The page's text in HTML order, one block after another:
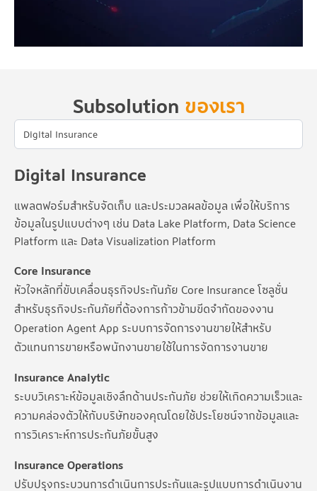
Subsolution ของเรา
Digital Insurance
แพลตฟอร์มสำหรับจัดเก็บ และประมวลผลข้อมูล เพื่อให้บริการ
ข้อมูลในรูปแบบต่างๆ เช่น Data Lake Platform, Data Science
Platform และ Data Visualization Platform
Core Insurance
หัวใจหลักที่ขับเคลื่อนธุรกิจประกันภัย Core Insurance โซลูชั่น
สำหรับธุรกิจประกันภัยที่ต้องการก้าวข้ามขีดจำกัดของงาน
Operation Agent App ระบบการจัดการงานขายให้สำหรับ
ตัวแทนการขายหรือพนักงานขายใช้ในการจัดการงานขาย
Insurance Analytic
ระบบวิเคราะห์ข้อมูลเชิงลึกด้านประกันภัย ช่วยให้เกิดความเร็วและ
ความคล่องตัวให้กับบริษัทของคุณโดยใช้ประโยชน์จากข้อมูลและ
การวิเคราะห์การประกันภัยขั้นสูง
Insurance Operations
ปรับปรุงกระบวนการดำเนินการประกันและรูปแบบการดำเนินงาน